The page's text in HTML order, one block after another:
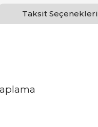
Taksit Seçenekleri